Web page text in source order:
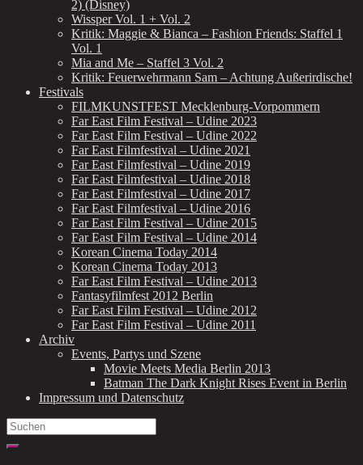
2) (Disney)
Wissper Vol. 1 + Vol. 2
Kritik: Maggie & Bianca – Fashion Friends: Staffel 1
Vol. 1
Mia and Me – Staffel 3 Vol. 2
Kritik: Feuerwehrmann Sam – Achtung Außerirdische!
Festivals
FILMKUNSTFEST Mecklenburg-Vorpommern
Far East Film Festival – Udine 2023
Far East Film Festival – Udine 2022
Far East Filmfestival – Udine 2021
Far East Filmfestival – Udine 2019
Far East Filmfestival – Udine 2018
Far East Filmfestival – Udine 2017
Far East Filmfestival – Udine 2016
Far East Film Festival – Udine 2015
Far East Film Festival – Udine 2014
Korean Cinema Today 2014
Korean Cinema Today 2013
Far East Film Festival – Udine 2013
Fantasyfilmfest 2012 Berlin
Far East Film Festival – Udine 2012
Far East Film Festival – Udine 2011
Archiv
Events, Partys und Szene
Movie Meets Media Berlin 2013
Batman The Dark Knight Rises Event in Berlin
Impressum und Datenschutz
Search
for: